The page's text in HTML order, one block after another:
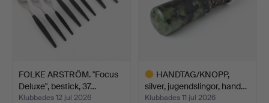
FOLKE ARSTRÖM. "Focus
Deluxe", bestick, 37…
Klubbades 12 jul 2026
HANDTAG/KNOPP,
silver, jugendslingor, hand…
Klubbades 11 jul 2026